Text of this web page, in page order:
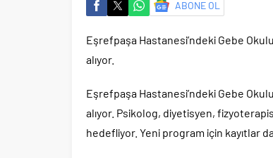
ABONE OL
Eşrefpaşa Hastanesi’ndeki Gebe
alıyor.
Eşrefpaşa Hastanesi’ndeki Gebe
alıyor. Psikolog, diyetisyen,
hedefliyor. Yeni program için kayıtlar da